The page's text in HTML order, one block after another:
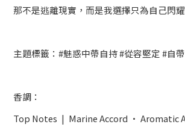
那不是逃離現實，而是我選擇只為自己閃耀
主題標籤：#魅惑中帶自持 #從容堅定 #自
香調：
Top Notes | Marine Accord · Aromatic